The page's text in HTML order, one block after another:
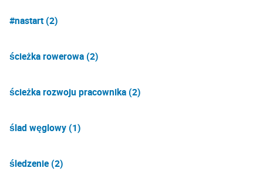
#nastart (2)
ścieżka rowerowa (2)
ścieżka rozwoju pracownika (2)
ślad węglowy (1)
śledzenie (2)